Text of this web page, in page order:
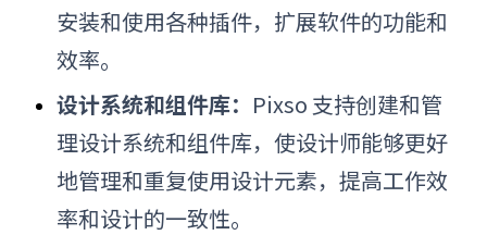
安装和使用各种插件，扩展软件的功能和
效率。
设计系统和组件库： Pixso 支持创建和管
理设计系统和组件库，使设计师能够更好
地管理和重复使用设计元素，提高工作效
率和设计的一致性。